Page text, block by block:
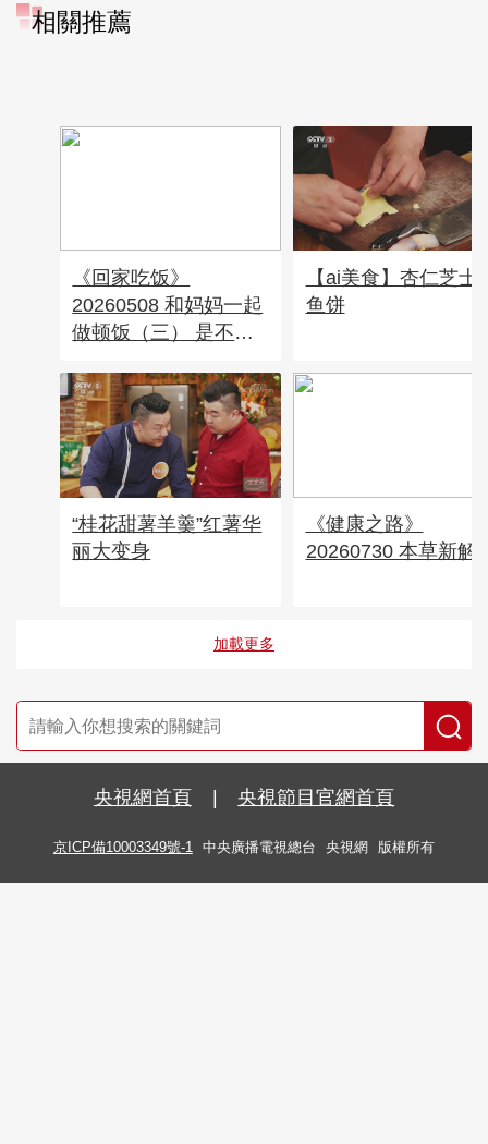
相關推薦
《回家吃饭》
20260508 和妈妈一起
做顿饭（三） 是不听
把烦恼解决掉
【ai美食】杏仁芝士
鱼饼
“桂花甜薯羊羹”红薯华
丽大变身
《健康之路》
20260730 本草新解
加載更多
央視網首頁 | 央視節目官網首頁
京ICP備10003349號-1 中央廣播電視總台 央視網 版權所有